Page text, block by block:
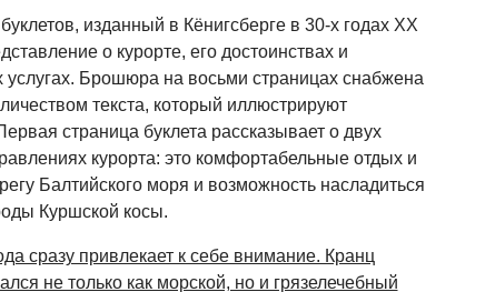
изданный в Кёнигсберге в 30-х годах XX
о курорте, его достоинствах и
услугах. Брошюра на восьми страницах снабжена
текста, который иллюстрируют
страница буклета рассказывает о двух
курорта: это комфортабельные отдых и
Балтийского моря и возможность насладиться
Куршской косы.
сразу привлекает к себе внимание. Кранц
не только как морской, но и грязелечебный